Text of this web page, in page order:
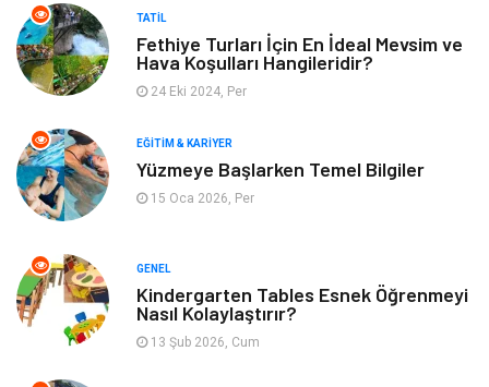
Tatil
Alışveriş Gençlik & Eğlence
Genel Kültür
Metal Evlilik Rehberi
Yeme & İçme Anne & Çocuk
Ev İşleri Gayrimenkul
TATIL
Fethiye Turları İçin En İdeal Mevsim ve
Hava Koşulları Hangileridir?
24 Eki 2024, Per
EĞITIM & KARIYER
Yüzmeye Başlarken Temel Bilgiler
15 Oca 2026, Per
GENEL
Kindergarten Tables Esnek Öğrenmeyi
Nasıl Kolaylaştırır?
13 Şub 2026, Cum